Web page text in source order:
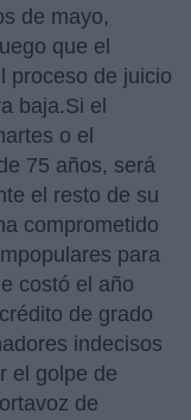
de mayo,
que el
proceso de juicio
baja.Si el
o el
75 años, será
el resto de su
comprometido
para
costó el año
de grado
indecisos
el golpe de
de